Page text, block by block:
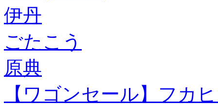
伊丹
ごたこう
原典
【ワゴンセール】フカ